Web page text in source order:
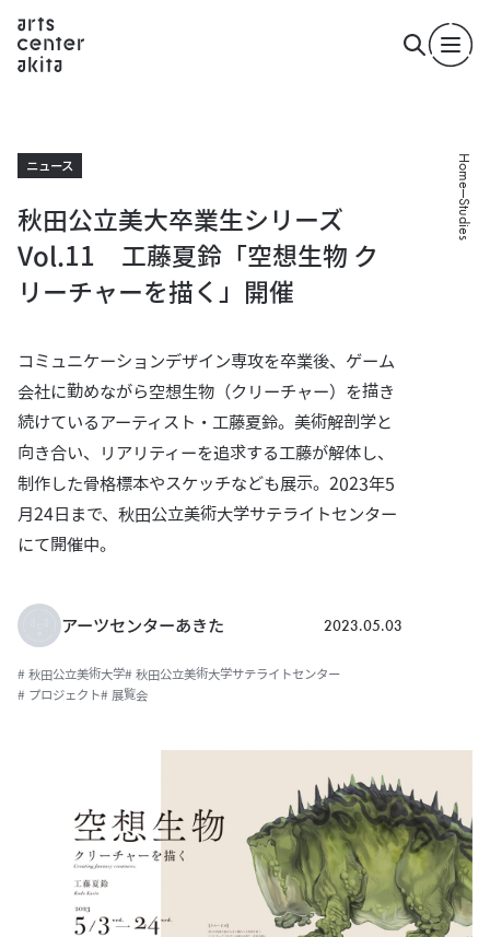
Home
Studies
ニュース
秋田公立美大卒業生シリーズ
Vol.11 工藤夏鈴「空想生物 ク
リーチャーを描く」開催
コミュニケーションデザイン専攻を卒業後、ゲーム
会社に勤めながら空想生物（クリーチャー）を描き
続けているアーティスト・工藤夏鈴。美術解剖学と
向き合い、リアリティーを追求する工藤が解体し、
制作した骨格標本やスケッチなども展示。2023年5
月24日まで、秋田公立美術大学サテライトセンター
にて開催中。
アーツセンターあきた 2023.05.03
# 秋田公立美術大学# 秋田公立美術大学サテライトセンター
# プロジェクト# 展覧会